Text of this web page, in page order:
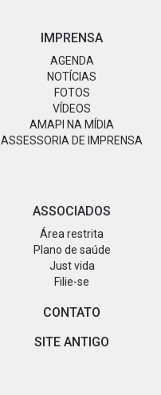
IMPRENSA
AGENDA
NOTÍCIAS
FOTOS
VÍDEOS
AMAPI NA MÍDIA
ASSESSORIA DE IMPRENSA
ASSOCIADOS
Área restrita
Plano de saúde
Just vida
Filie-se
CONTATO
SITE ANTIGO